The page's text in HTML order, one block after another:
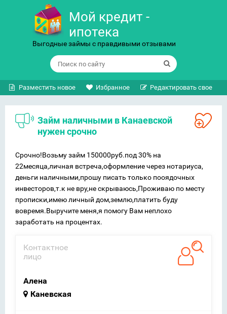
Мой кредит -
ипотека
Выгодные займы с правдивыми отзывами
Разместить новое Избранное Редактировать свое
Займ наличными в Канаевской
нужен срочно
Срочно!Возьму займ 150000руб.под 30% на
22месяца,личная встреча,оформление через нотариуса,
деньги наличными,прошу писать только пооядочных
инвесторов,т.к не вру,не скрываюсь,Проживаю по месту
прописки,имею личный дом,землю,платить буду
вовремя.Выручите меня,я помогу Вам неплохо
заработать на процентах.
Контактное
лицо
Алена
Каневская